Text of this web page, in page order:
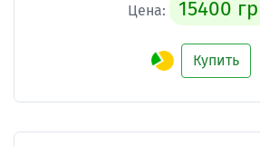
Цена: 15400
Купить